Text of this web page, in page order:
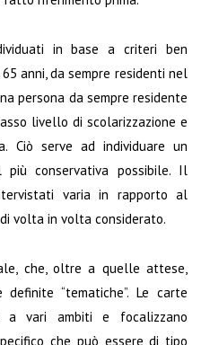
in base a criteri ben
anni, da sempre residenti nel
persona da sempre residente
livello di scolarizzazione e
Ciò serve ad individuare un
conservativa possibile. Il
varia in rapporto al
volta in volta considerato.
che, oltre a quelle attese,
“tematiche”. Le carte
a vari ambiti e focalizzano
che può essere di tipo